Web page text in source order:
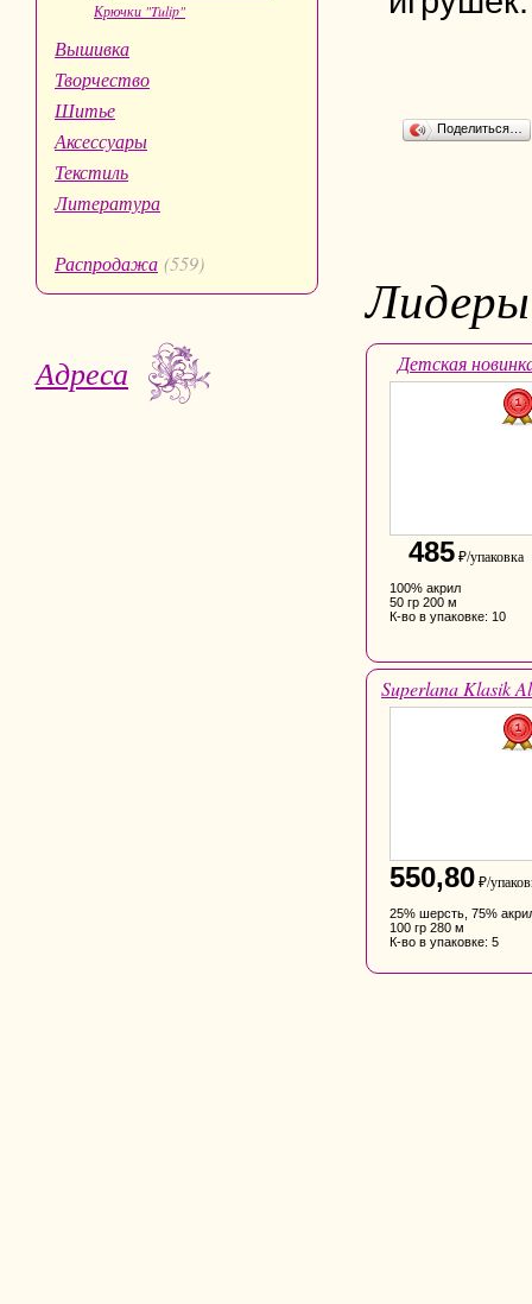
Крючки "Tulip"
Вышивка
Творчество
Шитье
Аксессуары
Текстиль
Литература
Распродажа (559)
Адреса
Поделиться…
Детская
485 ₽/упаковка
100% акрил
50 гр 200 м
К-во в упаковке: 10
Superlana Klasik
550,80 ₽/
25% шерсть, 75%
100 гр 280 м
К-во в упаковке: 5